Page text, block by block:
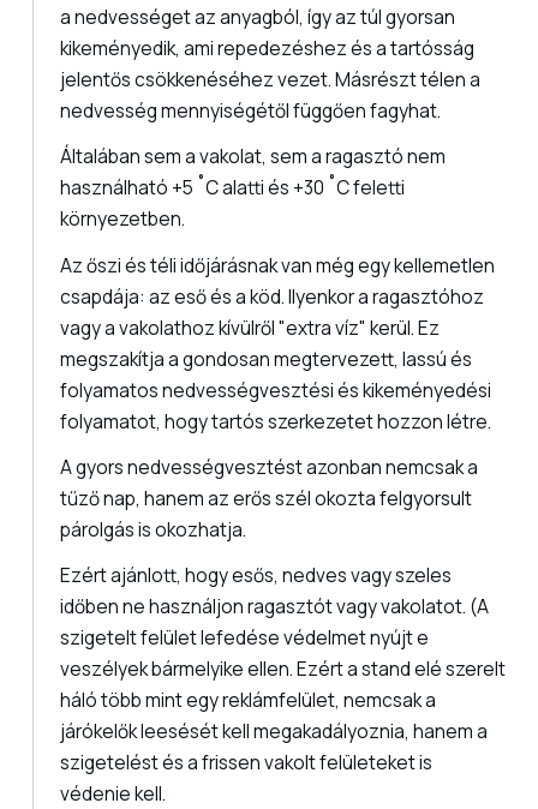
a nedvességet az anyagból, így az túl gyorsan
kikeményedik, ami repedezéshez és a tartósság
jelentős csökkenéséhez vezet. Másrészt télen a
nedvesség mennyiségétől függően fagyhat.
Általában sem a vakolat, sem a ragasztó nem
használható +5 ˚C alatti és +30 ˚C feletti
környezetben.
Az őszi és téli időjárásnak van még egy kellemetlen
csapdája: az eső és a köd. Ilyenkor a ragasztóhoz
vagy a vakolathoz kívülről "extra víz" kerül. Ez
megszakítja a gondosan megtervezett, lassú és
folyamatos nedvességvesztési és kikeményedési
folyamatot, hogy tartós szerkezetet hozzon létre.
A gyors nedvességvesztést azonban nemcsak a
tűző nap, hanem az erős szél okozta felgyorsult
párolgás is okozhatja.
Ezért ajánlott, hogy esős, nedves vagy szeles
időben ne használjon ragasztót vagy vakolatot. (A
szigetelt felület lefedése védelmet nyújt e
veszélyek bármelyike ellen. Ezért a stand elé szerelt
háló több mint egy reklámfelület, nemcsak a
járókelők leesését kell megakadályoznia, hanem a
szigetelést és a frissen vakolt felületeket is
védenie kell.